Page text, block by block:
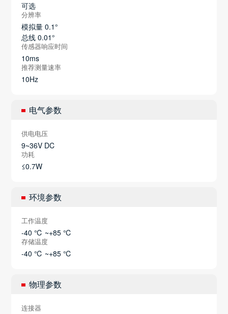
可选
分辨率
模拟量 0.1°
总线 0.01°
传感器响应时间
10ms
推荐测量速率
10Hz
电气参数
供电电压
9~36V DC
功耗
≤0.7W
环境参数
工作温度
-40 ℃ ~+85 ℃
存储温度
-40 ℃ ~+85 ℃
物理参数
连接器